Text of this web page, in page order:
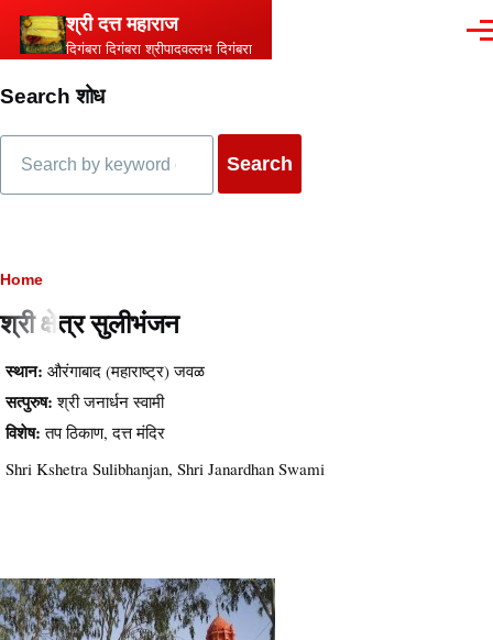
Skip to main content
श्री दत्त महाराज
दिगंबरा दिगंबरा श्रीपादवल्लभ दिगंबरा
Search शोध
Breadcrumb
Home
श्री क्षेत्र सुलीभंजन
स्थान: औरंगाबाद (महाराष्ट्र) जवळ
सत्पुरुष: श्री जनार्धन स्वामी
विशेष: तप ठिकाण, दत्त मंदिर
Shri Kshetra Sulibhanjan, Shri Janardhan Swami